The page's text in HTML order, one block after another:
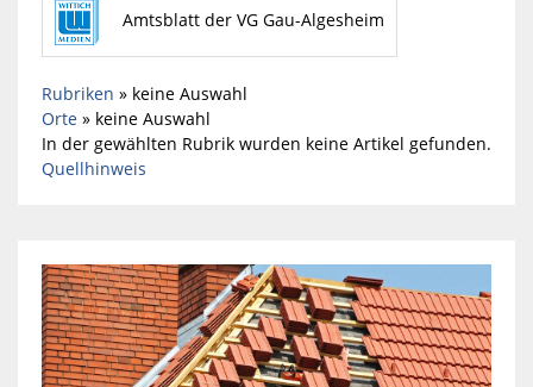
Amtsblatt der VG Gau-Algesheim
Rubriken » keine Auswahl
Orte» keine Auswahl
In der gewählten Rubrik wurden keine Artikel gefunden.
Quellhinweis